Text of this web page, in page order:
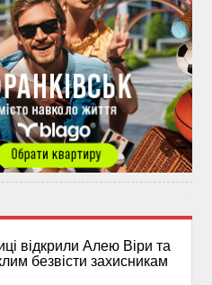
відкрили Алею Віри та
безвісти захисникам